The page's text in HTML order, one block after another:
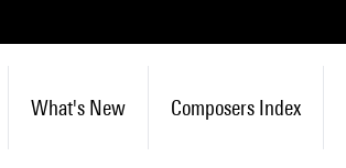
What's New Composers Index